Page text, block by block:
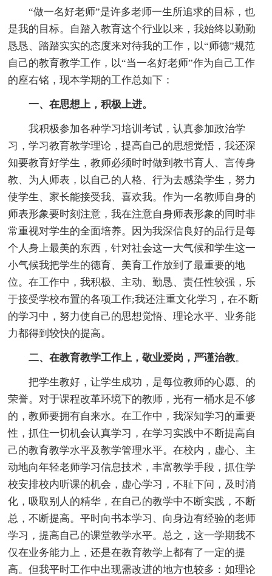
“做一名好老师”是许多老师一生所追求的目标，也
是我的目标。自踏入教育这个行业以来，我始终以勤勤
恳恳、踏踏实实的态度来对待我的工作，以“师德”规范
自己的教育教学工作，以“当一名好老师”作为自己工作
的座右铭，现本学期的工作总如下：
一、在思想上，积极上进。
我积极参加各种学习培训考试，认真参加政治学
习，学习教育教学理论，提高自己的思想觉悟，我还深
知要教育好学生，教师必须时时做到教书育人、言传身
教、为人师表，以自己的人格、行为去感染学生，努力
使学生、家长能接受我、喜欢我。作为一名教师自身的
师表形象要时刻注意，我在注意自身师表形象的同时非
常重视对学生的全面培养。因为我深信良好的品行是每
个人身上最美的东西，针对社会这一大气候和学生这一
小气候我把学生的德育、美育工作放到了最重要的地
位。在工作中，我积极、主动、勤恳、责任性较强，乐
于接受学校布置的各项工作;我还注重文化学习，在不断
的学习中，努力使自己的思想觉悟、理论水平、业务能
力都得到较快的提高。
二、在教育教学工作上，敬业爱岗，严谨治教。
把学生教好，让学生成功，是每位教师的心愿、的
荣誉。对于课程改革环境下的教师，光有一桶水是不够
的，教师要拥有自来水。在工作中，我深知学习的重要
性，抓住一切机会认真学习，在学习实践中不断提高自
己的教育教学水平及教学管理水平。在校内，虚心、主
动地向年轻老师学习信息技术，丰富教学手段，抓住学
校安排校内听课的机会，虚心学习，不耻下问，及时消
化，吸取别人的精华，在自己的教学中不断实践，不断
总，不断提高。平时向书本学习、向身边有经验的老师
学习，提高自己的课堂教学水平。总之，这一学期我不
仅在业务能力上，还是在教育教学上都有了一定的提
高。但我平时工作中出现需改进的地方也较多：如理论